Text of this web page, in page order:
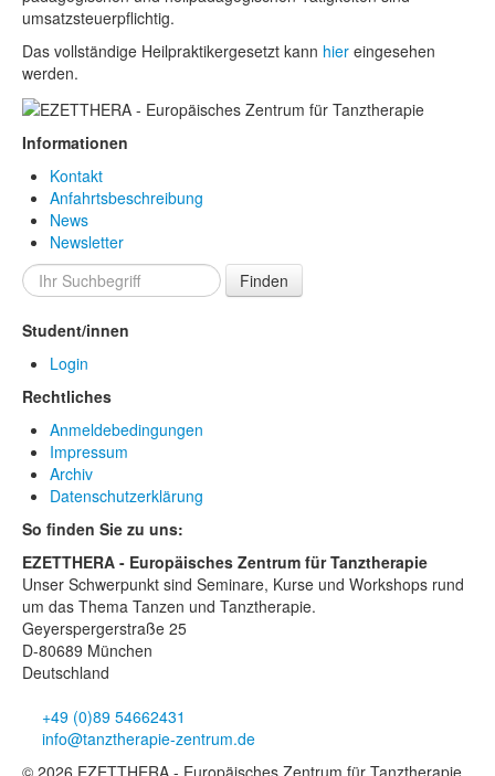
umsatzsteuerpflichtig.
Das vollständige Heilpraktikergesetzt kann hier eingesehen
werden.
Informationen
Kontakt
Anfahrtsbeschreibung
News
Newsletter
Finden
Student/innen
Login
Rechtliches
Anmeldebedingungen
Impressum
Archiv
Datenschutzerklärung
So finden Sie zu uns:
EZETTHERA - Europäisches Zentrum für Tanztherapie
Unser Schwerpunkt sind Seminare, Kurse und Workshops rund
um das Thema Tanzen und Tanztherapie.
Geyerspergerstraße 25
D-80689 München
Deutschland
+49 (0)89 54662431
info@tanztherapie-zentrum.de
© 2026 EZETTHERA - Europäisches Zentrum für Tanztherapie,